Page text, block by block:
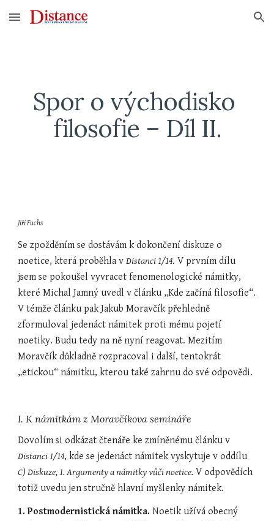
Skip to main content Skip to navigation
Spor o východisko
filosofie – Díl II.
Jiří Fuchs
Se zpožděním se dostávám k dokončení diskuze o
noetice, která proběhla v Distanci 1/14. V prvním dílu
jsem se pokoušel vyvracet fenomenologické námitky,
které Michal Jamný uvedl v článku „Kde začíná filosofie“.
V témže článku pak Jakub Moravčík přehledně
zformuloval jedenáct námitek proti mému pojetí
noetiky. Budu tedy na ně nyní reagovat. Mezitím
Moravčík důkladně rozpracoval i další, tentokrát
„etickou“ námitku, kterou také zahrnu do své odpovědi.
I. K námitkám z Moravčíkova semináře
Distanci 1/14, kde se jedenáct námitek vyskytuje v oddílu
C) Diskuze, 1. Argumenty a námitky vůči noetice. V odpovědích
totiž uvedu jen stručně hlavní myšlenky námitek.
1. Postmodernistická námitka. Noetik užívá obecný